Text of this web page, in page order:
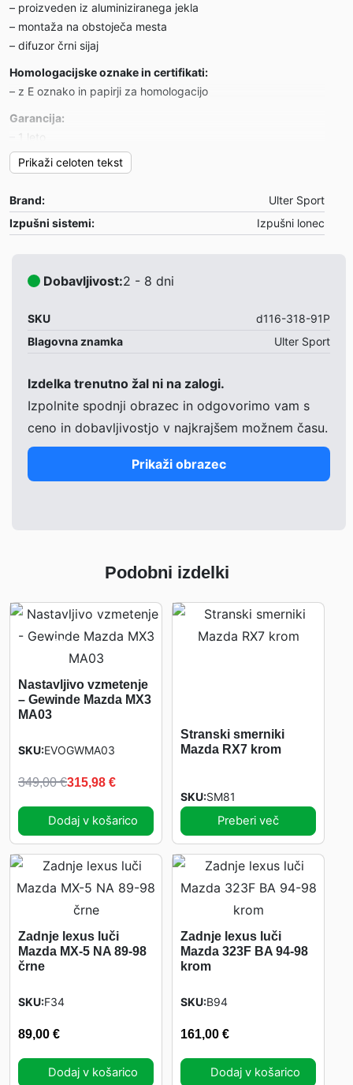
– proizveden iz aluminiziranega jekla
– montaža na obstoječa mesta
– difuzor črni sijaj
Homologacijske oznake in certifikati:
– z E oznako in papirji za homologacijo
Garancija:
– 1 leto
Primeren za:
– letnik: 2014-
– motor: 1.5 96kW-2.0 118/135kW
Prikaži celoten tekst
Brand:
Ulter Sport
Izpušni sistemi:
Izpušni lonec
Dobavljivost:2 - 8 dni
SKU
d116-318-91P
Blagovna znamka
Ulter Sport
Izdelka trenutno žal ni na zalogi.
Izpolnite spodnji obrazec in odgovorimo vam s
ceno in dobavljivostjo v najkrajšem možnem času.
Prikaži obrazec
Podobni izdelki
-9%
Nastavljivo vzmetenje
– Gewinde Mazda MX3
MA03
SKU EVOGWMA03
349,00€
I
z
v
i
r
n
a
315,98 €
T
r
e
n
u
t
n
Dodaj v košarico
Stranski smerniki
Mazda RX7 krom
SKU SM81
Preberi več
Zadnje lexus luči
Mazda MX-5 NA 89-98
črne
SKU F34
89,00 €
Dodaj v košarico
Zadnje lexus luči
Mazda 323F BA 94-98
krom
SKU B94
161,00 €
Dodaj v košarico